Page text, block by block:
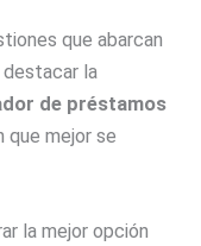
que abarcan
la
de préstamos
que mejor se
la mejor opción